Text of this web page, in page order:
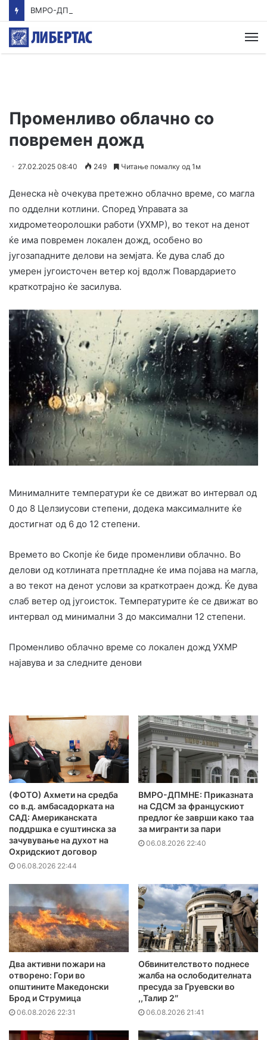
Променливо облачно со
повремен дожд
27.02.2025 08:40 249 Читање помалку од 1м
Денеска нè очекува претежно облачно време, со магла
по одделни котлини. Според Управата за
хидрометеоролошки работи (УХМР), во текот на денот
ќе има повремен локален дожд, особено во
југозападните делови на земјата. Ќе дува слаб до
умерен југоисточен ветер кој вдолж Повардарието
краткотрајно ќе засилува.
Минималните температури ќе се движат во интервал од
0 до 8 Целзиусови степени, додека максималните ќе
достигнат од 6 до 12 степени.
Времето во Скопје ќе биде променливи облачно. Во
делови од котлината претпладне ќе има појава на магла,
а во текот на денот услови за краткотраен дожд. Ќе дува
слаб ветер од југоисток. Температурите ќе се движат во
интервал од минимални 3 до максимални 12 степени.
Променливо облачно време со локален дожд УХМР
најавува и за следните денови
(ФОТО) Ахмети на средба
со в.д. амбасадорката на
САД: Американската
поддршка е суштинска за
зачувување на духот на
Охридскиот договор
06.08.2026 22:44
ВМРО-ДПМНЕ: Приказната
на СДСМ за францускиот
предлог ќе заврши како таа
за мигранти за пари
06.08.2026 22:40
Два активни пожари на
отворено: Гори во
општините Македонски
Брод и Струмица
06.08.2026 22:31
Обвинителството поднесе
жалба на ослободителната
пресуда за Груевски во
,,Талир 2″
06.08.2026 21:41